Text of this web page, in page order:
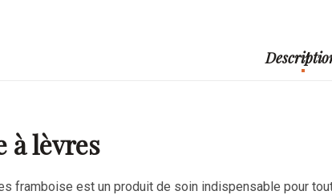
à lèvres
framboise est un produit de soin indispensable pour